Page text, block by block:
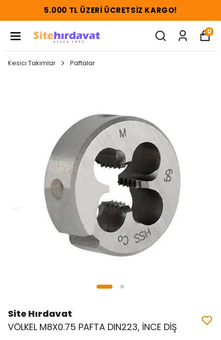
5.000 TL ÜZERI ÜCRETSIZ KARGO!
0
Kesici Takımlar Paftalar
Site Hırdavat
VÖLKEL M8X0.75 PAFTA DIN223, İNCE DİŞ